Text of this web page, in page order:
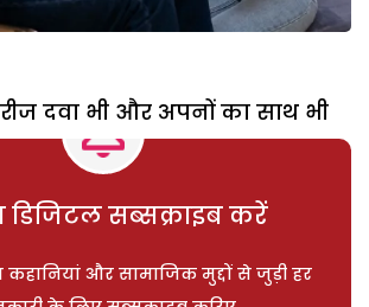
दवा भी और अपनों का साथ भी
डिजिटल सब्सक्राइब करें
कहानियां और सामाजिक मुद्दों से जुड़ी हर